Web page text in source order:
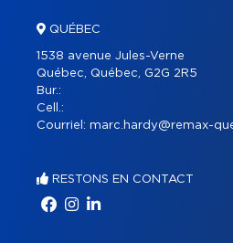
QUÉBEC
1538 avenue Jules-Verne
Québec, Québec, G2G 2R5
Bur.:
Cell.:
Courriel: marc.hardy@remax-
RESTONS EN CONTACT